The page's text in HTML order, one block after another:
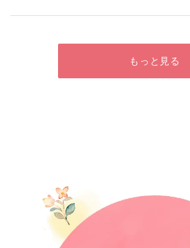
もっと見る